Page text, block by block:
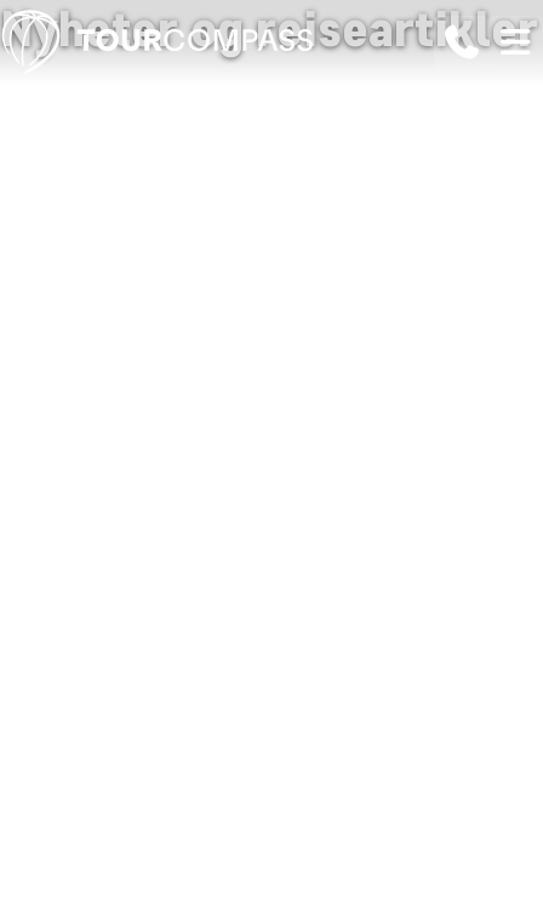
Nyheter og reiseartikler